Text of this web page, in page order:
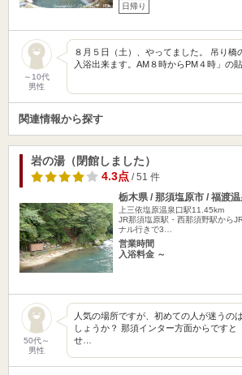
日帰り
～10代
男性
８月５日（土）、やってました。 吊り橋
入浴出来ます。AM８時からPM４時」の
関連情報から探す
岩の湯（閉館しました）
4.3点/ 51 件
栃木県 / 那須塩原市 / 福渡温
上三依塩原温泉口駅11.45km
JR那須塩原駅・西那須野駅から
ナル行きで3…
営業時間
入浴料金 ～
50代～
男性
人気の場所ですが、初めての人が迷うの
しょうか？ 那須インター方面からですと
せ…